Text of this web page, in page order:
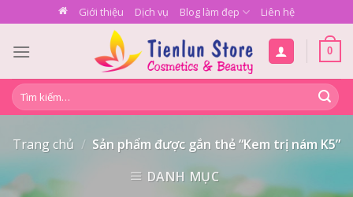
to
content
Giới thiệu Dịch vụ Blog làm đẹp Liên hệ
0
Tìm
kiếm:
Trang chủ / Sản phẩm được gắn thẻ “Kem trị nám K5”
DANH MỤC